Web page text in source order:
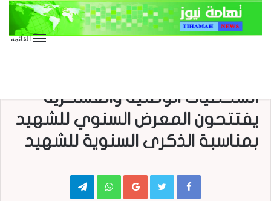
القائمة
الشخصيات الوطنية والعسكرية
يفتتحون المعرض السنوي للشهيد
بمناسبة الذكرى السنوية للشهيد
Google+
WhatsApp
Telegram